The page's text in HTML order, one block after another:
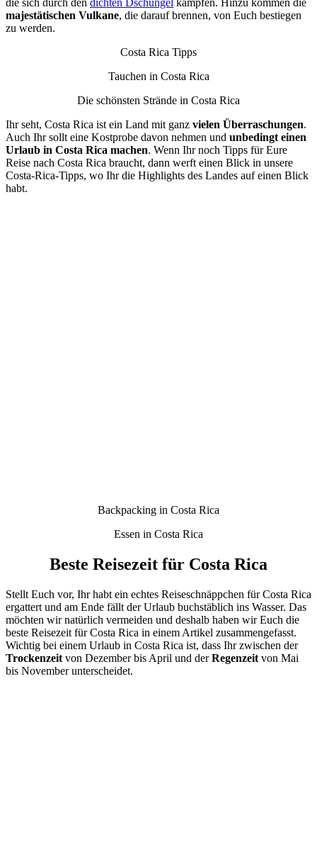
majestätischen Vulkane, die darauf brennen, von Euch bestiegen
zu werden.
Costa Rica Tipps
Tauchen in Costa Rica
Die schönsten Strände in Costa Rica
Ihr seht, Costa Rica ist ein Land mit ganz vielen Überraschungen.
Auch Ihr sollt eine Kostprobe davon nehmen und unbedingt einen
Urlaub in Costa Rica machen. Wenn Ihr noch Tipps für Eure
Reise nach Costa Rica braucht, dann werft einen Blick in unsere
Costa-Rica-Tipps, wo Ihr die Highlights des Landes auf einen Blick
habt.
Backpacking in Costa Rica
Essen in Costa Rica
Beste Reisezeit für Costa Rica
Stellt Euch vor, Ihr habt ein echtes Reiseschnäppchen für Costa Rica
ergattert und am Ende fällt der Urlaub buchstäblich ins Wasser. Das
möchten wir natürlich vermeiden und deshalb haben wir Euch die
beste Reisezeit für Costa Rica in einem Artikel zusammengefasst.
Wichtig bei einem Urlaub in Costa Rica ist, dass Ihr zwischen der
Trockenzeit von Dezember bis April und derRegenzeit von Mai
bis November unterscheidet.